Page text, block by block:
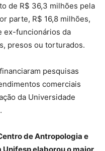
de R$ 36,3 milhões pela
parte, R$ 16,8 milhões,
ex-funcionários da
presos ou torturados.
pesquisas
comerciais
da Universidade
de Antropologia e